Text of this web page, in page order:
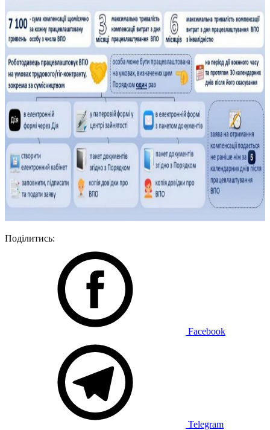
Поділитись:
Facebook
Telegram